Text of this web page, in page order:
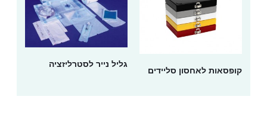
קופסאות לאחסון סליידים
גליל נייר לסטרליזציה